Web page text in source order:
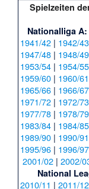
Spielzeiten
Nationalliga A:
1941/42 | 1942/43
1947/48 | 1948/49
1953/54 | 1954/55
1959/60 | 1960/61
1965/66 | 1966/67
1971/72 | 1972/73
1977/78 | 1978/79
1983/84 | 1984/85
1989/90 | 1990/91
1995/96 | 1996/97
2001/02 | 2002/
National
2010/11 | 2011/12